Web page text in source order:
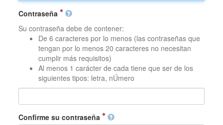
Contraseña
Su contraseña debe de contener:
De 6 caracteres por lo menos (las contraseñas que
tengan por lo menos 20 caracteres no necesitan
cumplir más requisitos)
Al menos 1 carácter de cada tiene que ser de los
siguientes tipos: letra, nÚmero
Confirme su contraseña